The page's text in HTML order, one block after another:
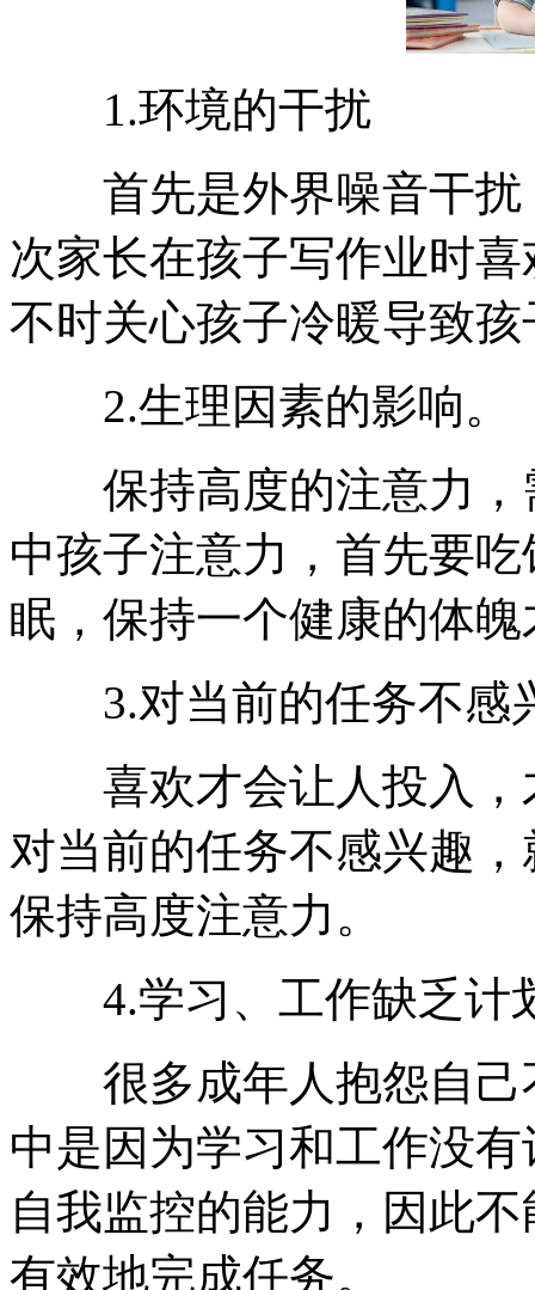
1.环境的干扰
首先是外界噪音干扰
次家长在孩子写作业时
不时关心孩子冷暖导致
2.生理因素的影响。
保持高度的注意力，
中孩子注意力，首先要
眠，保持一个健康的体
3.对当前的任务不感
喜欢才会让人投入，
对当前的任务不感兴趣
保持高度注意力。
4.学习、工作缺乏计
很多成年人抱怨自己
中是因为学习和工作没
自我监控的能力，因此
有效地完成任务。